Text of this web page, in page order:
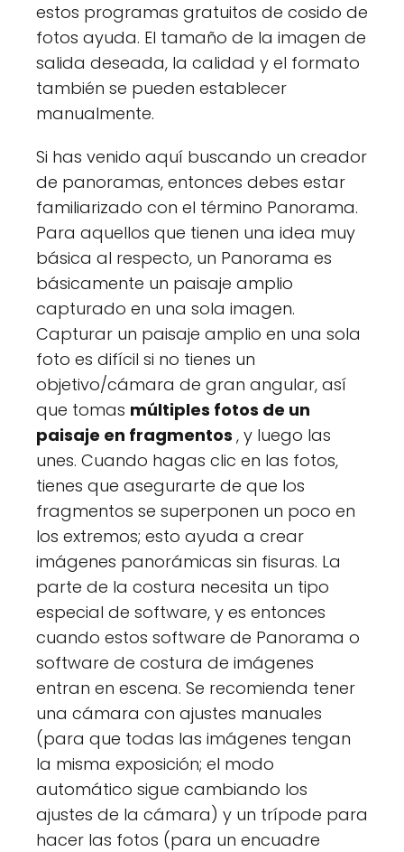
estos programas gratuitos de cosido de
fotos ayuda. El tamaño de la imagen de
salida deseada, la calidad y el formato
también se pueden establecer
manualmente.
Si has venido aquí buscando un creador
de panoramas, entonces debes estar
familiarizado con el término Panorama.
Para aquellos que tienen una idea muy
básica al respecto, un Panorama es
básicamente un paisaje amplio
capturado en una sola imagen.
Capturar un paisaje amplio en una sola
foto es difícil si no tienes un
objetivo/cámara de gran angular, así
que tomas múltiples fotos de un
paisaje en fragmentos , y luego las
unes. Cuando hagas clic en las fotos,
tienes que asegurarte de que los
fragmentos se superponen un poco en
los extremos; esto ayuda a crear
imágenes panorámicas sin fisuras. La
parte de la costura necesita un tipo
especial de software, y es entonces
cuando estos software de Panorama o
software de costura de imágenes
entran en escena. Se recomienda tener
una cámara con ajustes manuales
(para que todas las imágenes tengan
la misma exposición; el modo
automático sigue cambiando los
ajustes de la cámara) y un trípode para
hacer las fotos (para un encuadre